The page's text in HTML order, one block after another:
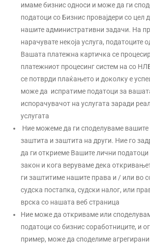
имаме бизнис односи и може да ги
податоци со Бизнис провајдери со цел
нашите административни задачи. На
нарачувате некоја услуга, податоците
Вашата платежна картичка се
платежниот процесинг систем на со
се потврди плаќањето и доколку е
може да испратиме податоци за
испорачувачот на услугата заради
услугата
Ние можеме да ги споделуваме
заштита и заштита на други. Ние го
да ги откриеме Вашите лични податоци
закон и кога веруваме дека
ги заштитиме нашите права и / или во
судска постапка, судски налог, или
врска со нашата веб страница
Ние може да откриваме или
податоци со бизнис соработниците, и
пример, може да споделиме